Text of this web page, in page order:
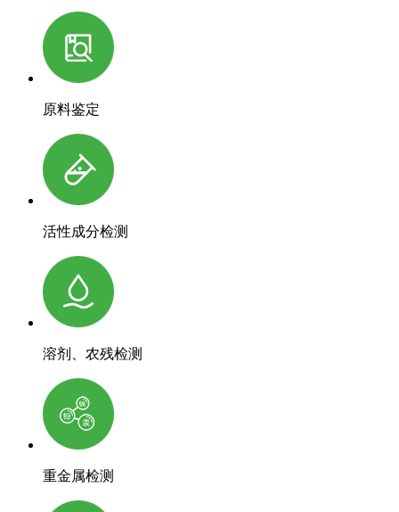
原料鉴定
活性成分检测
溶剂、农残检测
重金属检测